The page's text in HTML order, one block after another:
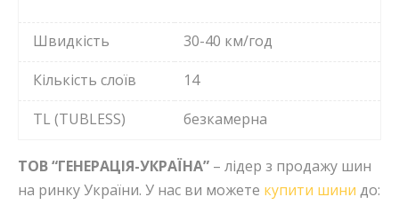
Швидкість
30-40 км/год
Кількість слоїв
14
TL (TUBLESS)
безкамерна
ТОВ “ГЕНЕРАЦІЯ-УКРАЇНА” – лідер з продажу шин
на ринку України. У нас ви можете купити шини до: